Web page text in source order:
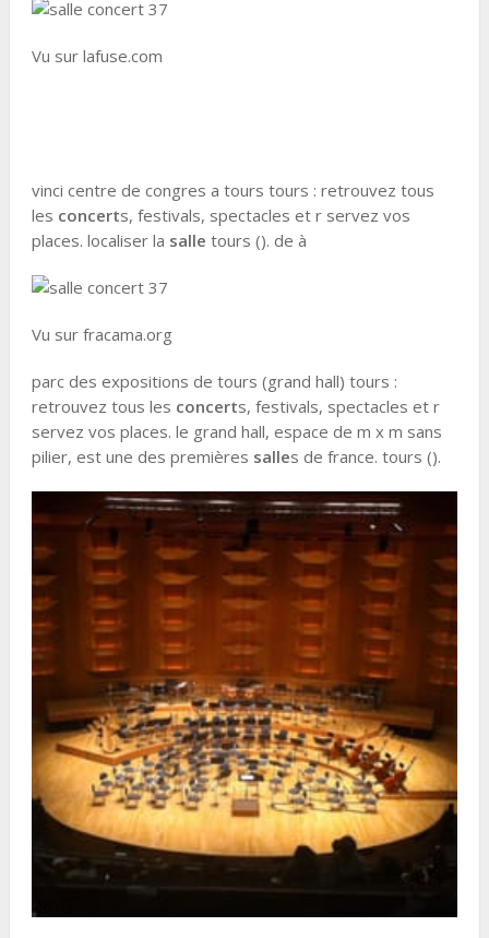
Vu sur lafuse.com
vinci centre de congres a tours tours : retrouvez tous
les concerts, festivals, spectacles et r servez vos
places. localiser la salle tours (). de à
Vu sur fracama.org
parc des expositions de tours (grand hall) tours :
retrouvez tous les concerts, festivals, spectacles et r
servez vos places. le grand hall, espace de m x m sans
pilier, est une des premières salles de france. tours ().